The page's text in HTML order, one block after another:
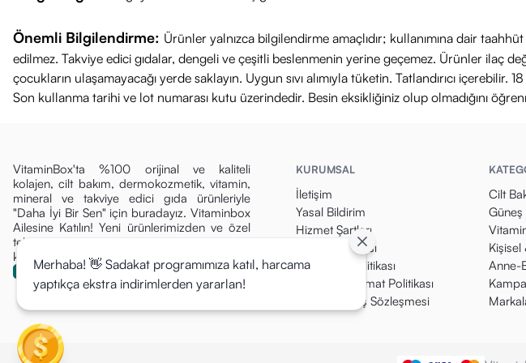
Önemli Bilgilendirme: Ürünler yalnızca bilgilendirme amaçlıdır; kullanımına dair
edilmez. Takviye edici gıdalar, dengeli ve çeşitli beslenmenin yerine geçemez. Ürünler ilaç
çocukların ulaşamayacağı yerde saklayın. Uygun sıvı alımıyla tüketin. Tatlandırıcı
Son kullanma tarihi ve lot numarası kutu üzerindedir. Besin eksikliğiniz olup olmadığını
VitaminBox'ta %100 orijinal ve kaliteli
kolajen, cilt bakım, dermokozmetik, vitamin,
mineral ve takviye edici gıda ürünleriyle
"Daha İyi Bir Sen" için buradayız. Vitaminbox
Ailesine Katılın! Yeni ürünlerimizden ve özel
tekliflerden ilk siz haberdar olun, fırsatları
kaçırmayın!
KURUMSAL
İletişim
Yasal Bildirim
Hizmet Şartları
Gizlilik Politikası
Para İade Politikası
Kargo & Teslimat Politikası
Mesafeli Satış Sözleşmesi
Cilt
Güneş
Kişisel
Anne-
Merhaba! 👋 Sadakat programımıza katıl, harcama
yaptıkça ekstra indirimlerden yararlan!